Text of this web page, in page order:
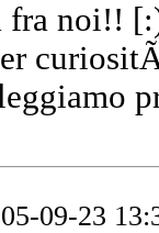
fra noi!!
09-23